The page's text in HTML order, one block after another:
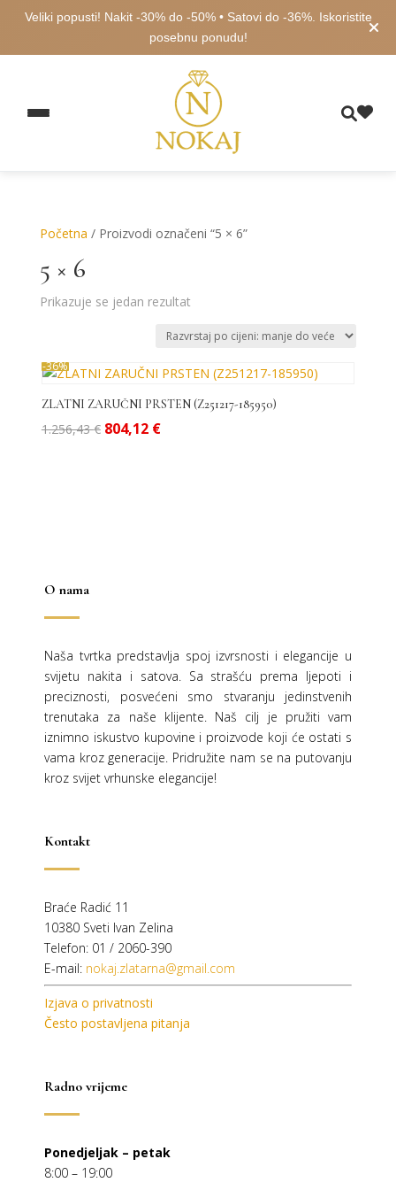
Veliki popusti! Nakit -30% do -50% • Satovi do -36%. Iskoristite
posebnu ponudu!
Početna / Proizvodi označeni “5 × 6”
5 × 6
Prikazuje se jedan rezultat
-36%
ZLATNI ZARUČNI PRSTEN (Z251217-185950)
1.256,43€ Izvorna
804,12 €
O nama
Naša tvrtka predstavlja spoj izvrsnosti i elegancije u
svijetu nakita i satova. Sa strašću prema ljepoti i
preciznosti, posvećeni smo stvaranju jedinstvenih
trenutaka za naše klijente. Naš cilj je pružiti vam
iznimno iskustvo kupovine i proizvode koji će ostati s
vama kroz generacije. Pridružite nam se na putovanju
kroz svijet vrhunske elegancije!
Kontakt
Braće Radić 11
10380 Sveti Ivan Zelina
Telefon: 01 / 2060-390
E-mail: nokaj.zlatarna@gmail.com
Izjava o privatnosti
Često postavljena pitanja
Radno vrijeme
Ponedjeljak – petak
8:00 – 19:00